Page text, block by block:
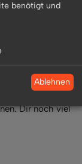
Dir noch viel
benötigt und
Ablehnen